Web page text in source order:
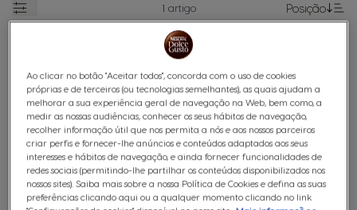
Abrir
1 artigo
Posição
Máquina de Café Genio S Plus Preto
Ao clicar no botão "Aceitar todos", concorda com o uso de cookies
próprias e de terceiros (ou tecnologias semelhantes), as quais ajudam a
melhorar a sua experiência geral de navegação na Web, bem como, a
medir as nossas audiências, conhecer os seus hábitos de navegação,
recolher informação útil que nos permita a nós e aos nossos parceiros
criar perfis e fornecer-lhe anúncios e conteúdos adaptados aos seus
interesses e hábitos de navegação, e ainda fornecer funcionalidades de
redes sociais (permitindo-lhe partilhar os conteúdos disponibilizados nos
nossos sites). Saiba mais sobre a nossa Política de Cookies e defina as suas
preferências clicando aqui ou a qualquer momento clicando no link